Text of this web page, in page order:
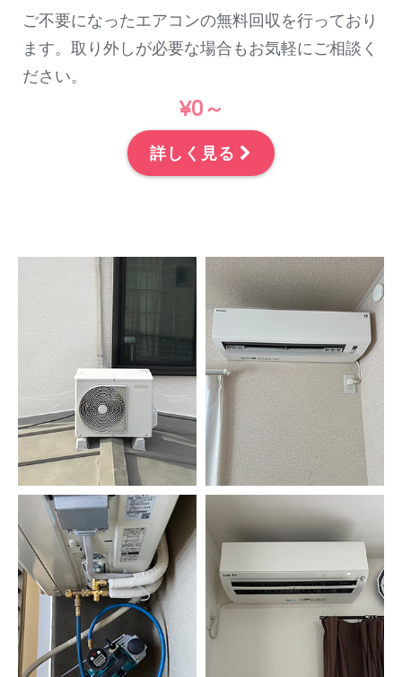
ご不要になったエアコンの無料回収を行っており
ます。取り外しが必要な場合もお気軽にご相談く
ださい。
¥0～
詳しく見る